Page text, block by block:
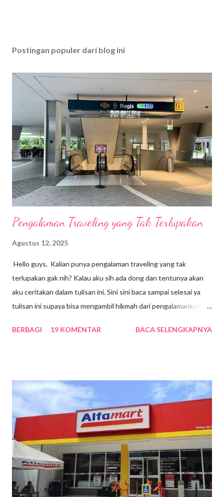
s
m
n
t
a
r
Postingan populer dari blog ini
Pengalaman Traveling yang Tak Terlupakan
Agustus 12, 2025
Hello guys, Kalian punya pengalaman traveling yang tak
terlupakan gak nih? Kalau aku sih ada dong dan tentunya akan
aku ceritakan dalam tulisan ini. Sini sini baca sampai selesai ya
tulisan ini supaya bisa mengambil hikmah dari pengalamanku ini.
sudah lebih dari 5 tahun. Kebetulan beberapa hari lalu, aku baru
makanya aku tuliskan di blog. Sebenarnya alasanku traveling ke
Singapura karena penasaran mau liat Singapore National Day
Parade yang puncaknya diadakan pada 9 Agustus setiap
tahunnya karena bertepatan dengan hari kemerdekaan atau
warga lokal menyebutnya hari nasional Singapura. Kemeriahan
yang aku liat di tiktok begitu menggoda sehingga aku bertekad
untuk pergi ke sana karena sudah lama juga gak traveling ke luar
negeri....
BERBAGI 19 KOMENTAR BACA SELENGKAPNYA